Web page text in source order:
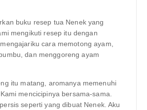
buku resep tua Nenek yang
mengikuti resep itu dengan
cara memotong ayam,
dan menggoreng ayam
itu matang, aromanya memenuhi
mencicipinya bersama-sama.
seperti yang dibuat Nenek. Aku